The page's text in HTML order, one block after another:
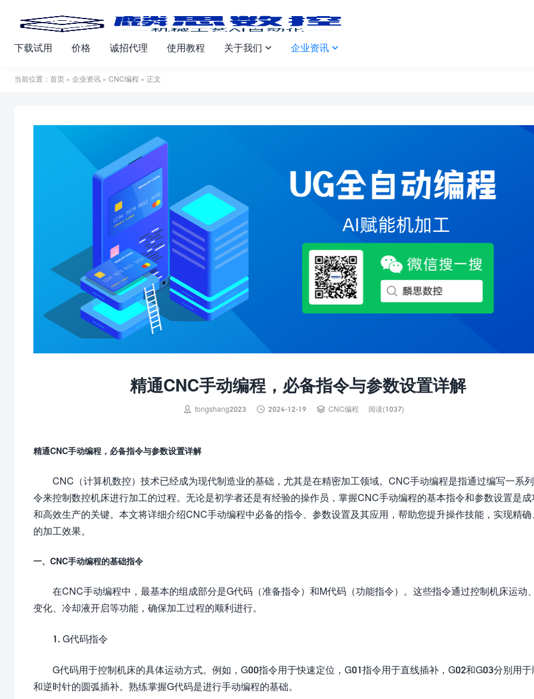
下载试用 价格 诚招代理 使用教程 关于我们  企业资讯 
当前位置： 首页 » 企业资讯 » CNC编程 » 正文
精通CNC手动编程，必备指令与参数设置详解
 tongshang2023  2024-12-19  CNC编程 阅读(1037)
精通CNC手动编程，必备指令与参数设置详解
CNC（计算机数控）技术已经成为现代制造业的基础，尤其是在精密加工领域。CNC手动编程是指通过编写一系
令来控制数控机床进行加工的过程。无论是初学者还是有经验的操作员，掌握CNC手动编程的基本指令和参数设置是成
和高效生产的关键。本文将详细介绍CNC手动编程中必备的指令、参数设置及其应用，帮助您提升操作技能，实现精确
的加工效果。
一、CNC手动编程的基础指令
在CNC手动编程中，最基本的组成部分是G代码（准备指令）和M代码（功能指令）。这些指令通过控制机床运动
变化、冷却液开启等功能，确保加工过程的顺利进行。
1. G代码指令
G代码用于控制机床的具体运动方式。例如，G00指令用于快速定位，G01指令用于直线插补，G02和G03分别用
和逆时针的圆弧插补。熟练掌握G代码是进行手动编程的基础。